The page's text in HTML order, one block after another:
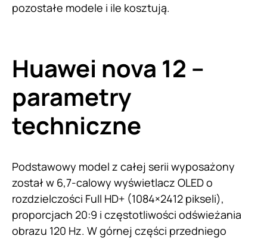
pozostałe modele i ile kosztują.
Huawei nova 12 –
parametry
techniczne
Podstawowy model z całej serii wyposażony
został w 6,7-calowy wyświetlacz OLED o
rozdzielczości Full HD+ (1084×2412 pikseli),
proporcjach 20:9 i częstotliwości odświeżania
obrazu 120 Hz. W górnej części przedniego